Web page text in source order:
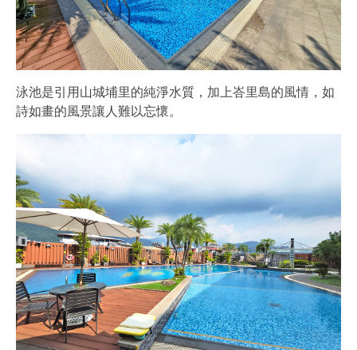
泳池是引用山城埔里的純淨水質，加上峇里島的風情，如
詩如畫的風景讓人難以忘懷。